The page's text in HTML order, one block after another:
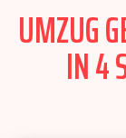
UMZUG
IN 4